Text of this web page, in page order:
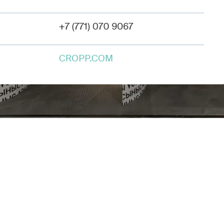
+7 (771) 070 9067
CROPP.COM